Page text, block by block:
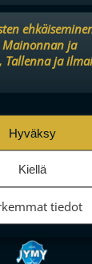
ja
Tallenna ja
Hyväksy
Kiellä
tiedot
SPV